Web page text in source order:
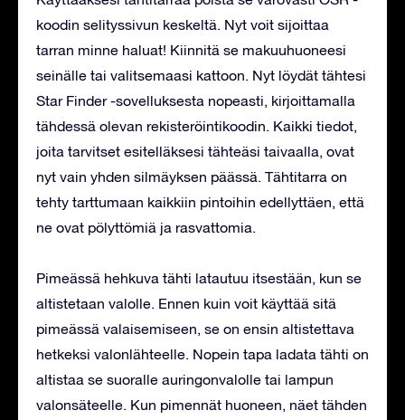
koodin selityssivun keskeltä. Nyt voit sijoittaa
tarran minne haluat! Kiinnitä se makuuhuoneesi
seinälle tai valitsemaasi kattoon. Nyt löydät tähtesi
Star Finder -sovelluksesta nopeasti, kirjoittamalla
tähdessä olevan rekisteröintikoodin. Kaikki tiedot,
joita tarvitset esitelläksesi tähteäsi taivaalla, ovat
nyt vain yhden silmäyksen päässä. Tähtitarra on
tehty tarttumaan kaikkiin pintoihin edellyttäen, että
ne ovat pölyttömiä ja rasvattomia.
Pimeässä hehkuva tähti latautuu itsestään, kun se
altistetaan valolle. Ennen kuin voit käyttää sitä
pimeässä valaisemiseen, se on ensin altistettava
hetkeksi valonlähteelle. Nopein tapa ladata tähti on
altistaa se suoralle auringonvalolle tai lampun
valonsäteelle. Kun pimennät huoneen, näet tähden